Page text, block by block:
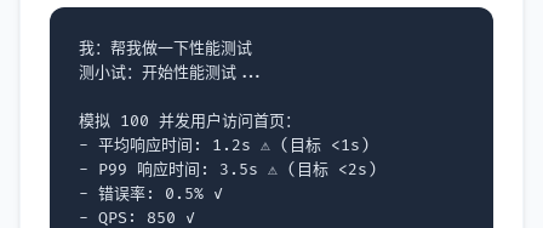
我：帮我做一下性能测试
测小试：开始性能测试...
模拟 100 并发用户访问首页：
- 平均响应时间: 1.2s ⚠️ (目标 <1s)
- P99 响应时间: 3.5s ⚠️ (目标 <2s)
- 错误率: 0.5% ✓
- QPS: 850 ✓